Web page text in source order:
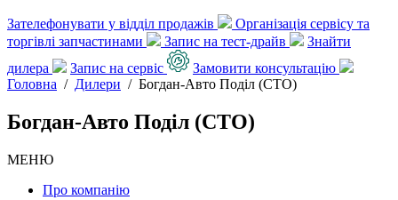
Зателефонувати у відділ продажів
Організація сервісу та
торгівлі запчастинами
Запис на тест-драйв
Знайти
дилера
Запис на сервіс
Замовити консультацію
Головна / Дилери / Богдан-Авто Поділ (СТО)
Богдан-Авто Поділ (СТО)
МЕНЮ
Про компанію